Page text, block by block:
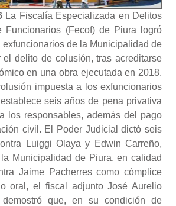
La Fiscalía Especializada en Delitos
Funcionarios (Fecof) de Piura logró
exfuncionarios de la Municipalidad de
el delito de colusión, tras acreditarse
en una obra ejecutada en 2018.
impuesta a los exfuncionarios
seis años de pena privativa
los responsables, además del pago
civil. El Poder Judicial dictó seis
Luiggi Olaya y Edwin Carreño,
Municipalidad de Piura, en calidad
Jaime Pacherres como cómplice
oral, el fiscal adjunto José Aurelio
demostró que, en su condición de